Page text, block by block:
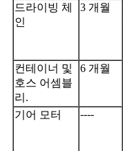
드라이빙 체
인
3 개월
컨테이너 및
호스 어셈블
리.
6 개월
기어 모터
----